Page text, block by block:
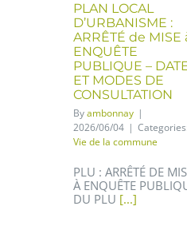
PLAN LOCAL
D’URBANISME :
ARRÊTÉ de MISE
ENQUÊTE
PUBLIQUE –
ET MODES DE
CONSULTATION
Byambonnay |
2026/06/04 | Categories:
Vie de la commune
PLU : ARRÊTÉ DE
À ENQUÊTE
DU PLU [...]